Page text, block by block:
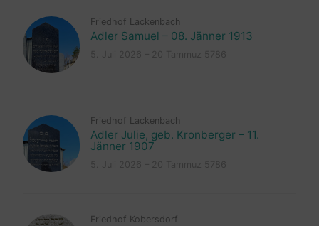
Friedhof Lackenbach
Adler Samuel – 08. Jänner 1913
Friedhof Lackenbach
Adler Julie, geb. Kronberger – 11.
Jänner 1907
Friedhof Kobersdorf